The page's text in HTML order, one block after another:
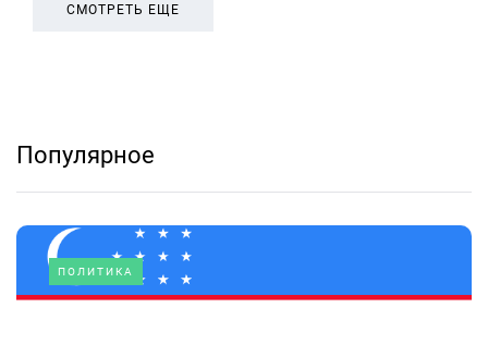
СМОТРЕТЬ ЕЩЕ
Популярное
ПОЛИТИКА